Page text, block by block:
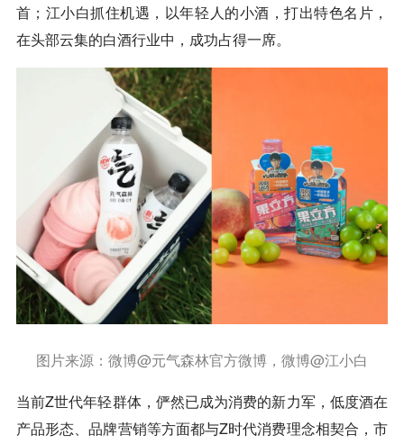
首；江小白抓住机遇，以年轻人的小酒，打出特色名片，
在头部云集的白酒行业中，成功占得一席。
图片来源：微博@元气森林官方微博，微博@江小白
当前Z世代年轻群体，俨然已成为消费的新力军，低度酒在
产品形态、品牌营销等方面都与Z时代消费理念相契合，市